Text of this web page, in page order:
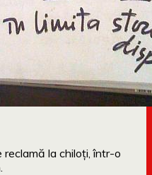
reclamă la chiloți, într-o